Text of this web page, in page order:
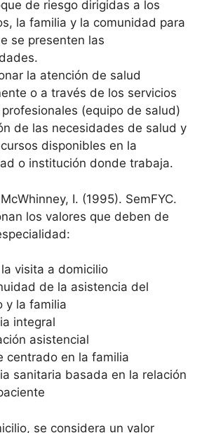
de riesgo dirigidas a los
la familia y la comunidad para
se presenten las
la atención de salud
o a través de los servicios
(equipo de salud)
de las necesidades de salud y
disponibles en la
o institución donde trabaja.
I. (1995). SemFYC.
los valores que deben de
visita a domicilio
de la asistencia del
y la familia
integral
asistencial
centrado en la familia
sanitaria basada en la relación
se considera un valor